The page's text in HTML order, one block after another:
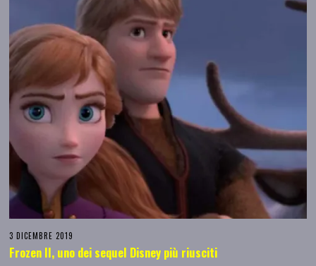
3 DICEMBRE 2019
Frozen II, uno dei sequel Disney più riusciti